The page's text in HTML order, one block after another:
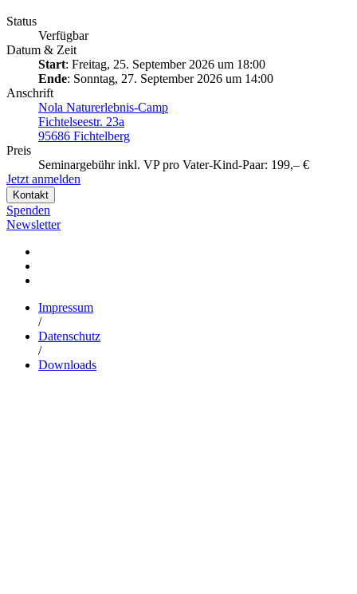
Status
Verfügbar
Datum & Zeit
Start: Freitag, 25. September 2026 um 18:00
Ende: Sonntag, 27. September 2026 um 14:00
Anschrift
Nola Naturerlebnis-Camp
Fichtelseestr. 23a
95686 Fichtelberg
Preis
Seminargebühr inkl. VP pro Vater-Kind-Paar: 199,– €
Jetzt anmelden
Kontakt
Spenden
Newsletter
Impressum
/
Datenschutz
/
Downloads